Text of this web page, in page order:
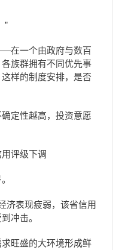
”
在一个由政府与数百
族群拥有不同优先事
样的制度安排，是否
定性越高，投资意愿
评级下调
济表现疲弱，该省信用
冲击。
旺盛的大环境形成鲜